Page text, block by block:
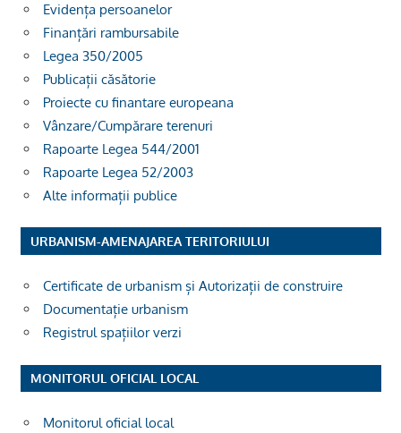
Evidența persoanelor
Finanțări rambursabile
Legea 350/2005
Publicații căsătorie
Proiecte cu finantare europeana
Vânzare/Cumpărare terenuri
Rapoarte Legea 544/2001
Rapoarte Legea 52/2003
Alte informații publice
URBANISM-AMENAJAREA TERITORIULUI
Certificate de urbanism și Autorizații de construire
Documentație urbanism
Registrul spațiilor verzi
MONITORUL OFICIAL LOCAL
Monitorul oficial local